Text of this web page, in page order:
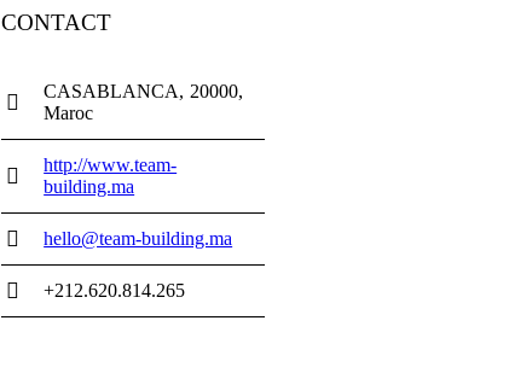
CONTACT
CASABLANCA
20000
Maroc
http://www.team-
building.ma
hello@team-building.ma
+212.620.814.265